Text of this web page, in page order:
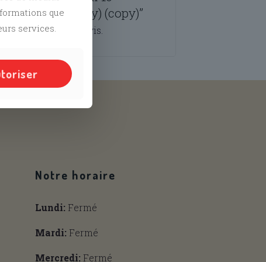
(copy) (copy) (copy)”
pour publier un avis.
Notre horaire
Lundi: Fermé
Mardi: Fermé
Mercredi: Fermé
que
services.